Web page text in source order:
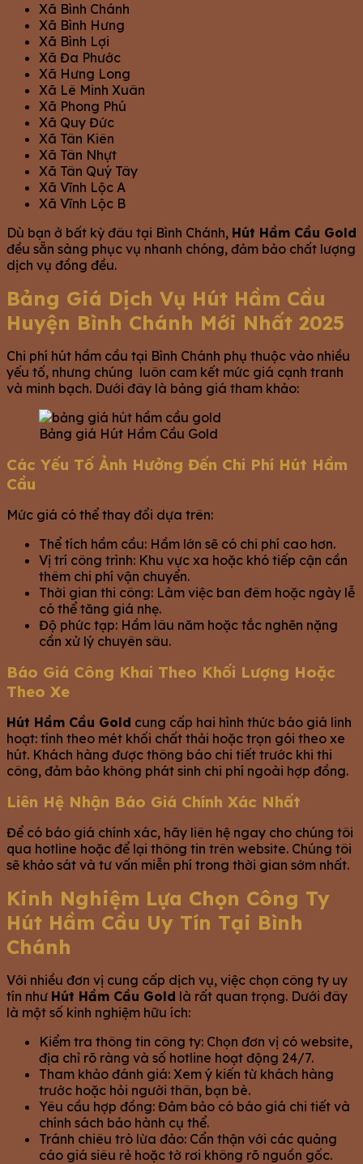
Xã Bình Chánh
Xã Bình Hưng
Xã Bình Lợi
Xã Đa Phước
Xã Hưng Long
Xã Lê Minh Xuân
Xã Phong Phú
Xã Quy Đức
Xã Tân Kiên
Xã Tân Nhựt
Xã Tân Quý Tây
Xã Vĩnh Lộc A
Xã Vĩnh Lộc B
Dù bạn ở bất kỳ đâu tại Bình Chánh, Hút Hầm Cầu Gold
đều sẵn sàng phục vụ nhanh chóng, đảm bảo chất lượng
dịch vụ đồng đều.
Bảng Giá Dịch Vụ Hút Hầm Cầu
Huyện Bình Chánh Mới Nhất 2025
Chi phí hút hầm cầu tại Bình Chánh phụ thuộc vào nhiều
yếu tố, nhưng chúng luôn cam kết mức giá cạnh tranh
và minh bạch. Dưới đây là bảng giá tham khảo:
Bảng giá Hút Hầm Cầu Gold
Các Yếu Tố Ảnh Hưởng Đến Chi Phí Hút Hầm
Cầu
Mức giá có thể thay đổi dựa trên:
Thể tích hầm cầu: Hầm lớn sẽ có chi phí cao hơn.
Vị trí công trình: Khu vực xa hoặc khó tiếp cận cần
thêm chi phí vận chuyển.
Thời gian thi công: Làm việc ban đêm hoặc ngày lễ
có thể tăng giá nhẹ.
Độ phức tạp: Hầm lâu năm hoặc tắc nghẽn nặng
cần xử lý chuyên sâu.
Báo Giá Công Khai Theo Khối Lượng Hoặc
Theo Xe
Hút Hầm Cầu Gold cung cấp hai hình thức báo giá linh
hoạt: tính theo mét khối chất thải hoặc trọn gói theo xe
hút. Khách hàng được thông báo chi tiết trước khi thi
công, đảm bảo không phát sinh chi phí ngoài hợp đồng.
Liên Hệ Nhận Báo Giá Chính Xác Nhất
Để có báo giá chính xác, hãy liên hệ ngay cho chúng tôi
qua hotline hoặc để lại thông tin trên website. Chúng tôi
sẽ khảo sát và tư vấn miễn phí trong thời gian sớm nhất.
Kinh Nghiệm Lựa Chọn Công Ty
Hút Hầm Cầu Uy Tín Tại Bình
Chánh
Với nhiều đơn vị cung cấp dịch vụ, việc chọn công ty uy
tín như Hút Hầm Cầu Gold là rất quan trọng. Dưới đây
là một số kinh nghiệm hữu ích:
Kiểm tra thông tin công ty: Chọn đơn vị có website,
địa chỉ rõ ràng và số hotline hoạt động 24/7.
Tham khảo đánh giá: Xem ý kiến từ khách hàng
trước hoặc hỏi người thân, bạn bè.
Yêu cầu hợp đồng: Đảm bảo có báo giá chi tiết và
chính sách bảo hành cụ thể.
Tránh chiêu trò lừa đảo: Cẩn thận với các quảng
cáo giá siêu rẻ hoặc tờ rơi không rõ nguồn gốc.